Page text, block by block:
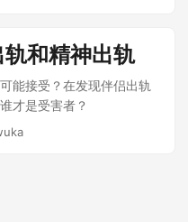
色匆忙的前往机场 – 就像
难民，永远逃离这个我生
，只是我的坡坡学生生涯
候开始，自己作为“学生”的
久前，课业和GPA已经不
作为一个“打工人”将如何在
和精神出轨
能接受？在发现伴侣出轨
才是受害者？